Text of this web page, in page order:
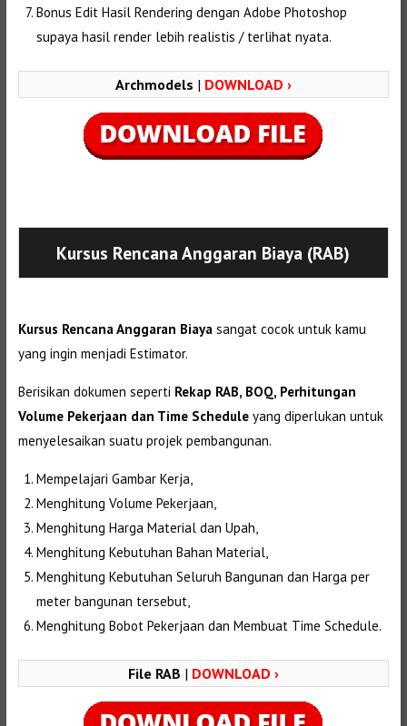
Bonus Edit Hasil Rendering dengan Adobe Photoshop
supaya hasil render lebih realistis / terlihat nyata.
Archmodels | DOWNLOAD ›
Kursus Rencana Anggaran Biaya (RAB)
Kursus Rencana Anggaran Biaya sangat cocok untuk kamu
yang ingin menjadi Estimator.
Berisikan dokumen seperti Rekap RAB, BOQ, Perhitungan
Volume Pekerjaan dan Time Scheduleyang diperlukan untuk
menyelesaikan suatu projek pembangunan.
Mempelajari Gambar Kerja,
Menghitung Volume Pekerjaan,
Menghitung Harga Material dan Upah,
Menghitung Kebutuhan Bahan Material,
Menghitung Kebutuhan Seluruh Bangunan dan Harga per
meter bangunan tersebut,
Menghitung Bobot Pekerjaan dan Membuat Time Schedule.
File RAB | DOWNLOAD ›